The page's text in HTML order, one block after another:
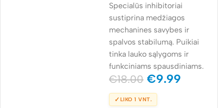
Specialūs inhibitoriai
sustiprina medžiagos
mechanines savybes ir
spalvos stabilumą. Puikiai
tinka lauko sąlygoms ir
funkciniams spausdiniams.
€18.00 €9.99
✓ LIKO 1 VNT.